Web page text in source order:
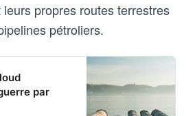
propres routes terrestres
pétroliers.
par